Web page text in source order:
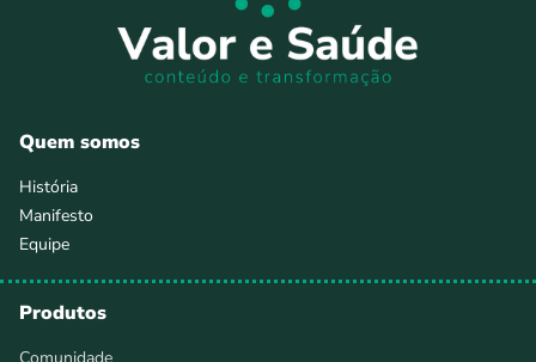
Quem somos
História
Manifesto
Equipe
Produtos